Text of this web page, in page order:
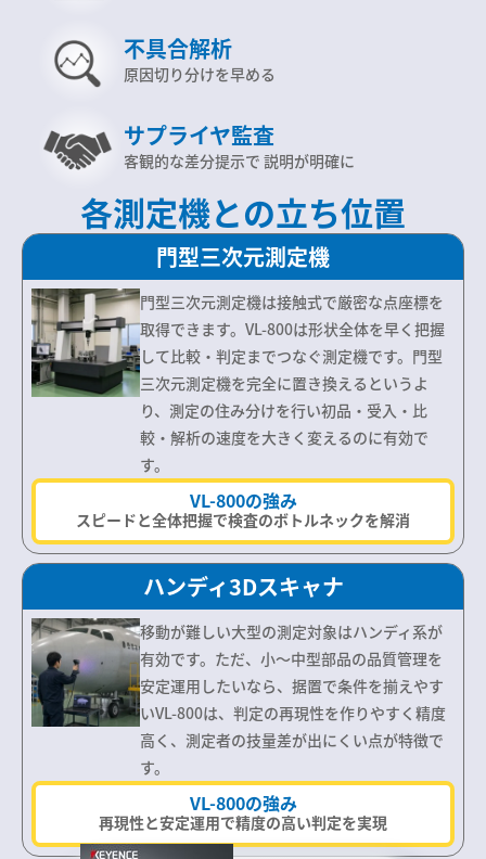
不具合解析
原因切り分けを早める
サプライヤ監査
客観的な差分提示で 説明が明確に
各測定機との立ち位置
門型三次元測定機
門型三次元測定機は接触式で厳密な点座標を
取得できます。VL-800は形状全体を早く把握
して比較・判定までつなぐ測定機です。門型
三次元測定機を完全に置き換えるというよ
り、測定の住み分けを行い初品・受入・比
較・解析の速度を大きく変えるのに有効で
す。
VL-800の強み
スピードと全体把握で検査のボトルネックを解消
ハンディ3Dスキャナ
移動が難しい大型の測定対象はハンディ系が
有効です。ただ、小〜中型部品の品質管理を
安定運用したいなら、据置で条件を揃えやす
いVL-800は、判定の再現性を作りやすく精度
高く、測定者の技量差が出にくい点が特徴で
す。
VL-800の強み
再現性と安定運用で精度の高い判定を実現